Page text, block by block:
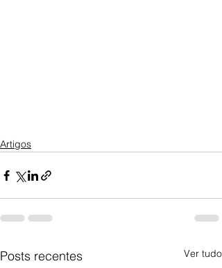
Artigos
Posts recentes Ver tudo